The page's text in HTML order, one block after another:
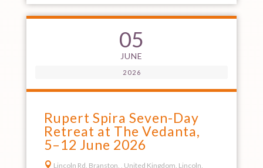
05
JUNE
2026
Rupert Spira Seven-Day
Retreat at The Vedanta,
5–12 June 2026
 Lincoln Rd, Branston, , United Kingdom, Lincoln,